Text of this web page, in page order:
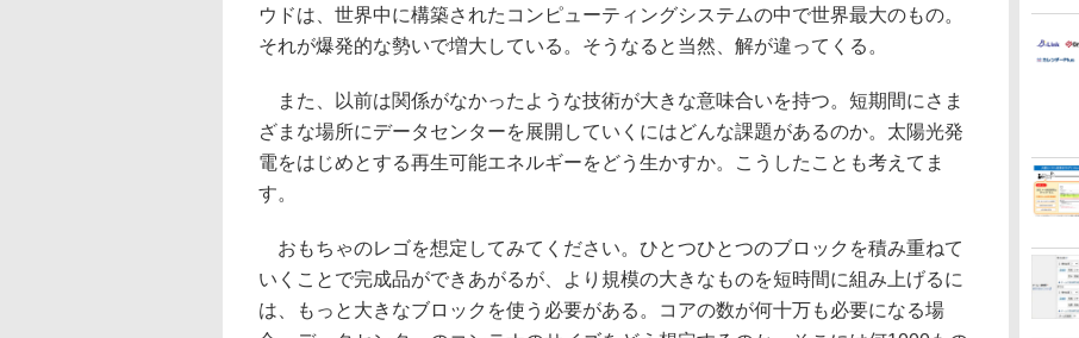
ウドは、世界中に構築されたコンピューティングシステムの中で世界最大のもの。
それが爆発的な勢いで増大している。そうなると当然、解が違ってくる。
また、以前は関係がなかったような技術が大きな意味合いを持つ。短期間にさま
ざまな場所にデータセンターを展開していくにはどんな課題があるのか。太陽光発
電をはじめとする再生可能エネルギーをどう生かすか。こうしたことも考えてま
す。
おもちゃのレゴを想定してみてください。ひとつひとつのブロックを積み重ねて
いくことで完成品ができあがるが、より規模の大きなものを短時間に組み上げるに
は、もっと大きなブロックを使う必要がある。コアの数が何十万も必要になる場